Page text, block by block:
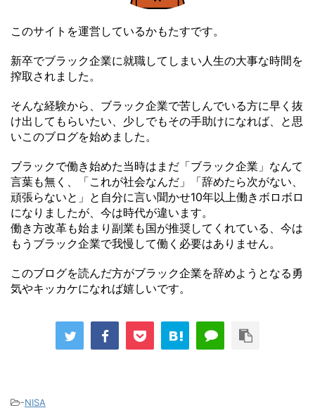
このサイトを運営しているかもたすです。
新卒でブラック企業に就職してしまい人生の大事な時間を
搾取されました。
そんな経験から、ブラック企業で苦しんでいる方に早く抜
け出してもらいたい、少しでもその手助けになれば、と思
いこのブログを始めました。
ブラックで働き始めた当時はまだ「ブラック企業」なんて
言葉も無く、「これが社会なんだ」「辞めたら次がない、
頑張らないと」と自分に言い聞かせ10年以上働きボロボロ
になりましたが、今は時代が違います。
働き方改革も始まり副業も国が推奨してくれている、今は
もうブラック企業で我慢して働く必要はありません。
このブログを読んだ方がブラック企業を辞めようとなる勇
気やキッカケになれば嬉しいです。
-NISA